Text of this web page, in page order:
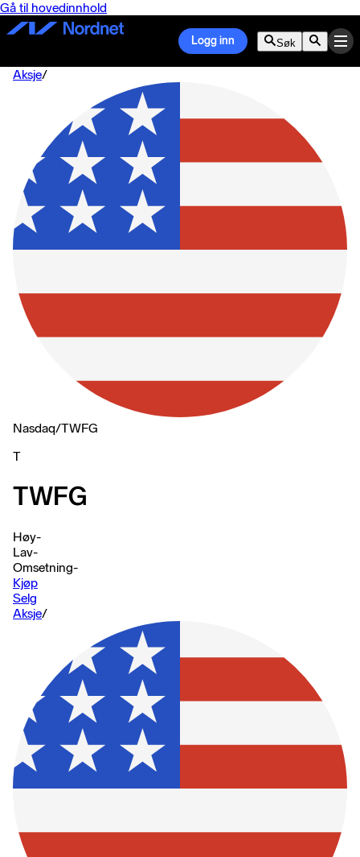
Gå til hovedinnhold
Logg inn Søk
Aksje/
Nasdaq/TWFG
T
TWFG
Høy-
Lav-
Omsetning-
Kjøp
Selg
Aksje/